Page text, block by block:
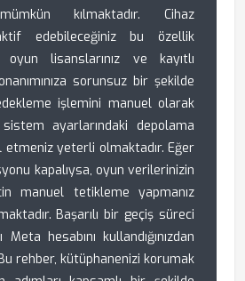
kılmaktadır. Cihaz
edebileceğiniz bu özellik
lisanslarınız ve kayıtlı
sorunsuz bir şekilde
işlemini manuel olarak
ayarlarındaki depolama
yeterli olmaktadır. Eğer
kapalıysa, oyun verilerinizin
manuel tetikleme yapmanız
Başarılı bir geçiş süreci
hesabını kullandığınızdan
Bu rehber, kütüphanenizi korumak